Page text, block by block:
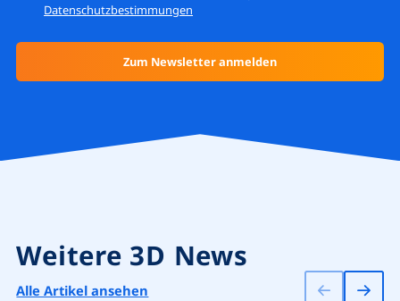
Datenschutzbestimmungen
Weitere 3D News
Alle Artikel ansehen